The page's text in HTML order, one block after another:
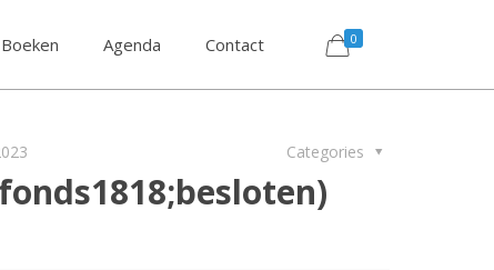
Boeken Agenda Contact 0
Categories